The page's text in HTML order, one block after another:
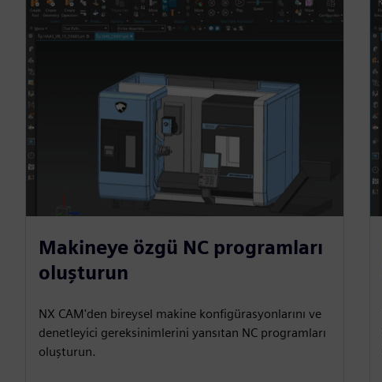
Makineye özgü NC programları
oluşturun
NX CAM'den bireysel makine konfigürasyonlarını ve
denetleyici gereksinimlerini yansıtan NC programları
oluşturun.